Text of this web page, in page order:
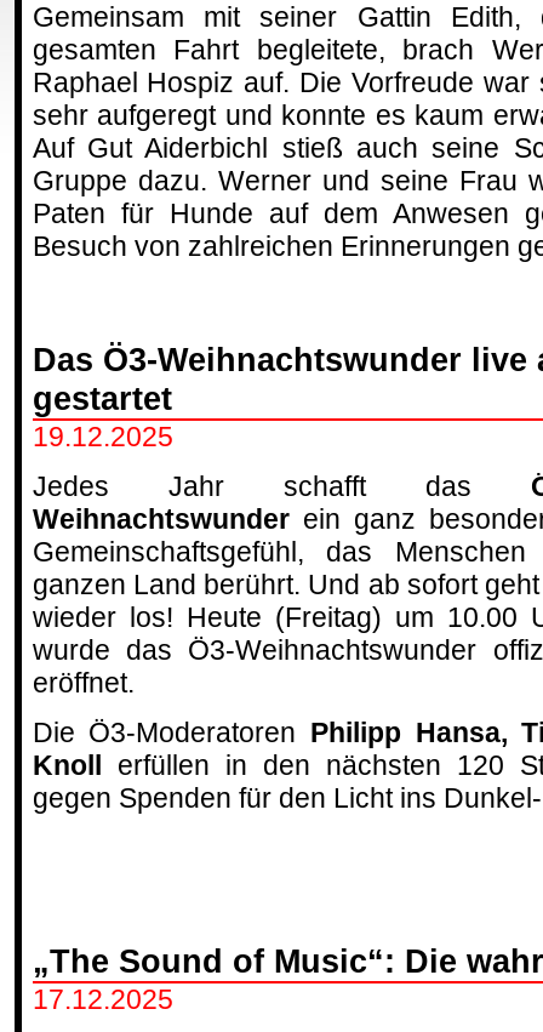
Gemeinsam mit seiner Gattin
gesamten Fahrt begleitete, brach
Raphael Hospiz auf. Die Vorfreude
sehr aufgeregt und konnte es kaum
Auf Gut Aiderbichl stieß auch seine
Gruppe dazu. Werner und seine Frau
Paten für Hunde auf dem Anwesen
Besuch von zahlreichen Erinnerungen
Das Ö3-Weihnachtswunder
gestartet
19.12.2025
Jedes Jahr schafft das
Weihnachtswunderein ganz
Gemeinschaftsgefühl, das Menschen
ganzen Land berührt. Und ab sofort
wieder los! Heute (Freitag) um 10.00
wurde das Ö3-Weihnachtswunder
eröffnet.
Die Ö3-Moderatoren Philipp Hansa,
Knoll erfüllen in den nächsten 120
gegen Spenden für den Licht ins
„The Sound of Music“: Die
17.12.2025